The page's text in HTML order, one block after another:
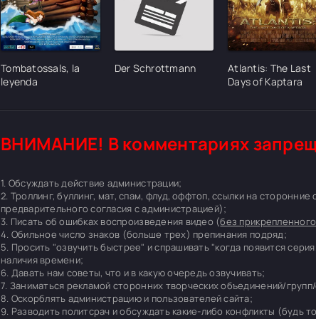
Tombatossals, la
leyenda
Der Schrottmann
Atlantis: The Last
Days of Kaptara
ВНИМАНИЕ! В комментариях
1. Обсуждать действие администрации;
2. Троллинг, буллинг, мат, спам, флуд, оффтоп, ссылки на
предварительного согласия с администрацией);
3. Писать об ошибках воспроизведения видео (без
4. Обильное число знаков (больше трех) препинания подряд;
5. Просить "озвучить быстрее" и спрашивать "когда появится
наличия времени;
6. Давать нам советы, что и в какую очередь озвучивать;
7. Заниматься рекламой сторонних творческих объединений/
8. Оскорблять администрацию и пользователей сайта;
9. Разводить политсрач и обсуждать какие-либо конфликты (будь